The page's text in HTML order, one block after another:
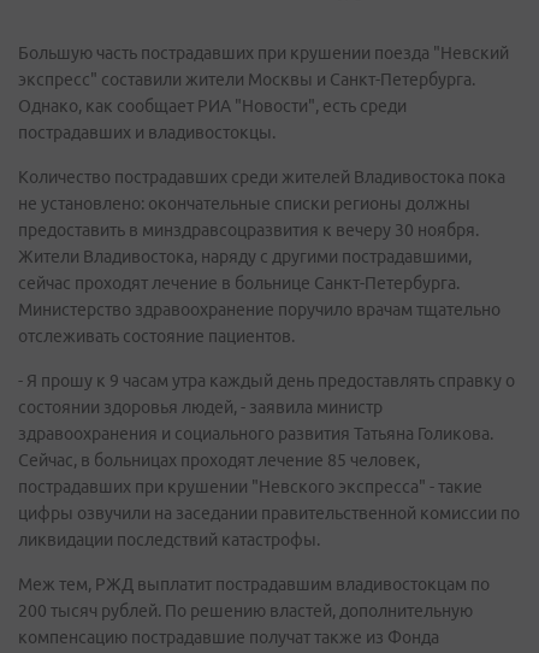
Большую часть пострадавших при крушении поезда "Невский
экспресс" составили жители Москвы и Санкт-Петербурга.
Однако, как сообщает РИА "Новости", есть среди
пострадавших и владивостокцы.
Количество пострадавших среди жителей Владивостока пока
не установлено: окончательные списки регионы должны
предоставить в минздравсоцразвития к вечеру 30 ноября.
Жители Владивостока, наряду с другими пострадавшими,
сейчас проходят лечение в больнице Санкт-Петербурга.
Министерство здравоохранение поручило врачам тщательно
отслеживать состояние пациентов.
- Я прошу к 9 часам утра каждый день предоставлять справку о
состоянии здоровья людей, - заявила министр
здравоохранения и социального развития Татьяна Голикова.
Сейчас, в больницах проходят лечение 85 человек,
пострадавших при крушении "Невского экспресса" - такие
цифры озвучили на заседании правительственной комиссии по
ликвидации последствий катастрофы.
Меж тем, РЖД выплатит пострадавшим владивостокцам по
200 тысяч рублей. По решению властей, дополнительную
компенсацию пострадавшие получат также из Фонда